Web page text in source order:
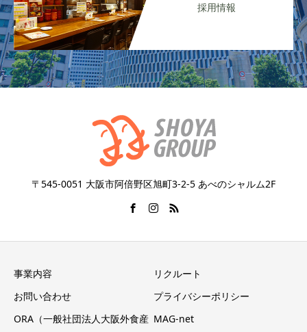
採用情報
〒545-0051 大阪市阿倍野区旭町3-2-5 あべのシャルム2F
事業内容
リクルート
お問い合わせ
プライバシーポリシー
ORA（一般社団法人大阪外食産 MAG-net